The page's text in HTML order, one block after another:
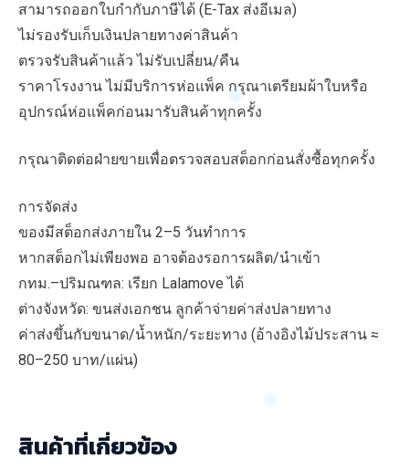
สามารถออกใบกำกับภาษีได้ (E-Tax ส่งอีเมล)
ไม่รองรับเก็บเงินปลายทางค่าสินค้า
ตรวจรับสินค้าแล้ว ไม่รับเปลี่ยน/คืน
ราคาโรงงาน ไม่มีบริการห่อแพ็ค กรุณาเตรียมผ้าใบหรือ
อุปกรณ์ห่อแพ็คก่อนมารับสินค้าทุกครั้ง
กรุณาติดต่อฝ่ายขายเพื่อตรวจสอบสต็อกก่อนสั่งซื้อทุกครั้ง
การจัดส่ง
ของมีสต็อกส่งภายใน 2–5 วันทำการ
หากสต็อกไม่เพียงพอ อาจต้องรอการผลิต/นำเข้า
กทม.–ปริมณฑล: เรียก Lalamove ได้
ต่างจังหวัด: ขนส่งเอกชน ลูกค้าจ่ายค่าส่งปลายทาง
ค่าส่งขึ้นกับขนาด/น้ำหนัก/ระยะทาง (อ้างอิงไม้ประสาน ≈
80–250 บาท/แผ่น)
สินค้าที่เกี่ยวข้อง